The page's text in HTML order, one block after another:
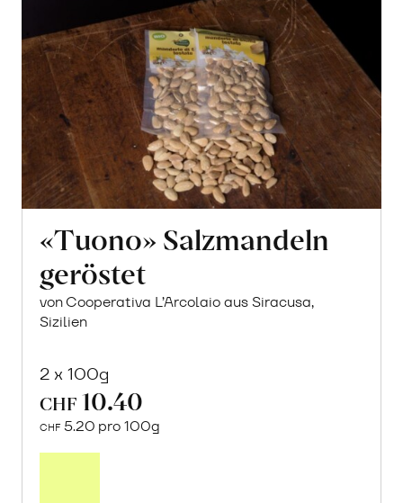
«Tuono» Salzmandeln
geröstet
von Cooperativa L’Arcolaio aus Siracusa,
Sizilien
2 x 100g
CHF 10.40
CHF 5.20 pro 100g